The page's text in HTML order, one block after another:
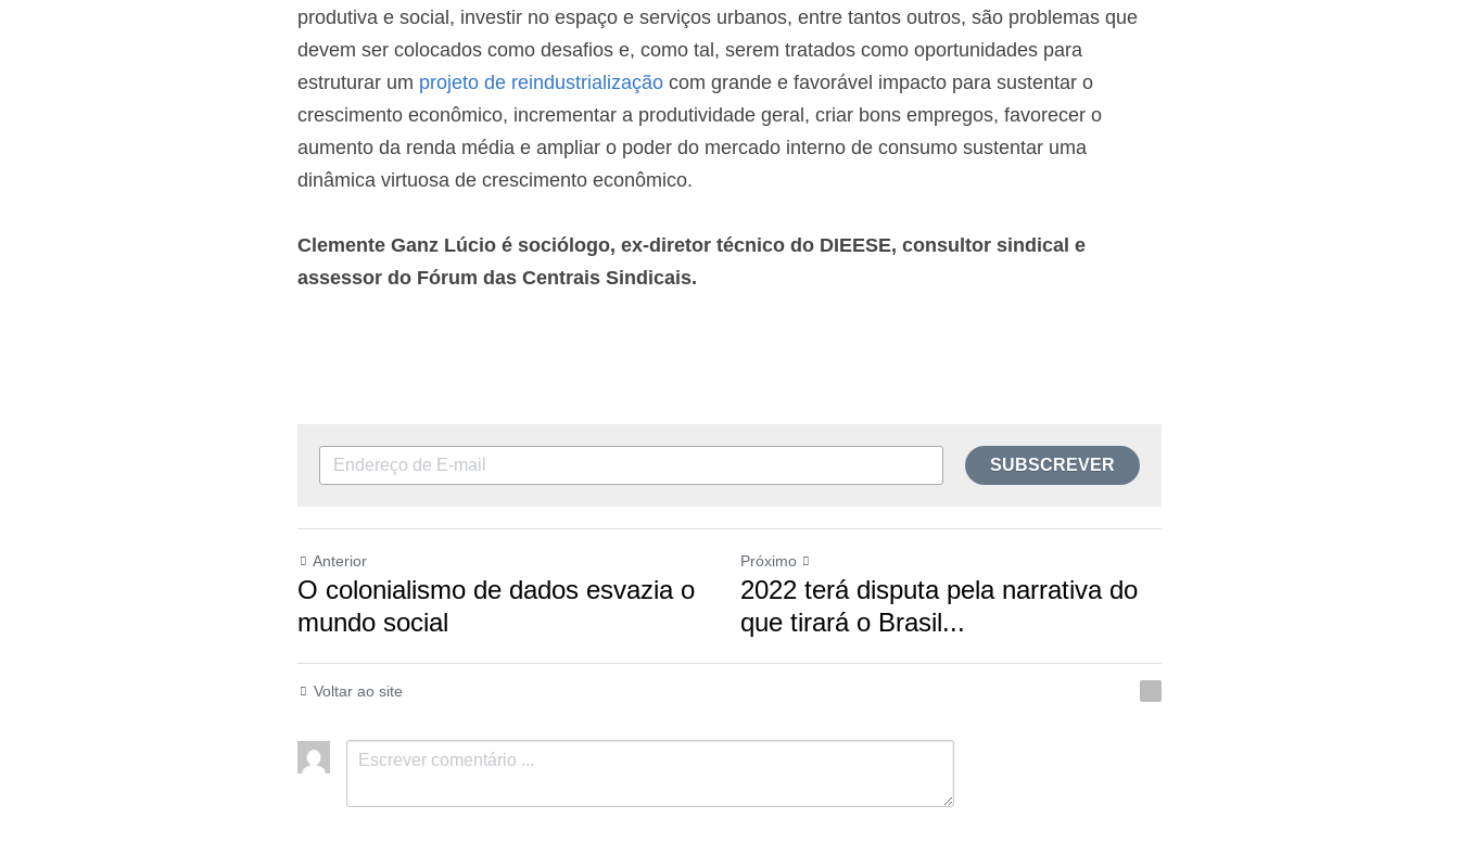
produtiva e social, investir no espaço e serviços urbanos, entre tantos outros, são problemas que
devem ser colocados como desafios e, como tal, serem tratados como oportunidades para
estruturar um projeto de reindustrialização com grande e favorável impacto para sustentar o
crescimento econômico, incrementar a produtividade geral, criar bons empregos, favorecer o
aumento da renda média e ampliar o poder do mercado interno de consumo sustentar uma
dinâmica virtuosa de crescimento econômico.
Clemente Ganz Lúcio é sociólogo, ex-diretor técnico do DIEESE, consultor sindical e
assessor do Fórum das Centrais Sindicais.
SUBSCREVER
Anterior
O colonialismo de dados esvazia o mundo social
Próximo
2022 terá disputa pela narrativa do que tirará
o Brasil...
Voltar ao site